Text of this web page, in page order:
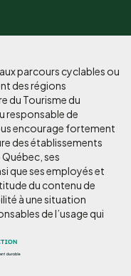
parcours cyclables ou
des régions
du Tourisme du
responsable de
encourage fortement
des établissements
ses
que ses employés et
du contenu de
à une situation
de l’usage qui